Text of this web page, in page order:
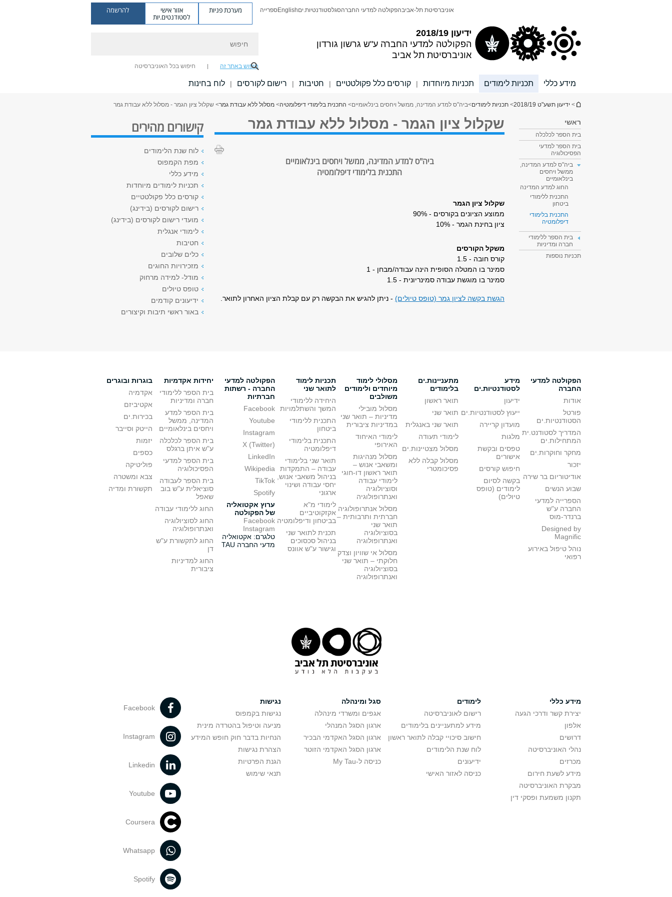
ידיעון 2018/19
הפקולטה למדעי החברה ע"ש גרשון גורדון
אוניברסיטת תל אביב
אוניברסיטת תל-אביבהפקולטה למדעי החברהסגלסטודנטיות.יםEnglishספרייה מערכת פניות אזור אישי
לסטודנטים.יות
להרשמה
חיפוש באתר זה חיפוש בכל האוניברסיטה
מידע כללי תכניות לימודים תכניות מיוחדות | קורסים כלל פקולטטיים | חטיבות | רישום לקורסים | לוח בחינות
הינך נמצא כאן
> ידיעון תשע"ט 2018/19 > תכניות לימודים>ביה"ס למדע המדינה, ממשל ויחסים בינלאומיים> התכנית בלימודי דיפלומטיה> מסלול ללא עבודת גמר> שקלול ציון הגמר - מסלול ללא עבודת גמר
ראשי
בית הספר לכלכלה
בית הספר למדעי
הפסיכולוגיה
ביה"ס למדע המדינה,
ממשל ויחסים
בינלאומיים
החוג למדע המדינה
התכנית ללימודי
ביטחון
התכנית בלימודי
דיפלומטיה
בית הספר ללימודי
חברה ומדיניות
תכניות נוספות
שקלול ציון הגמר - מסלול ללא עבודת גמר
ביה"ס למדע המדינה, ממשל ויחסים בינלאומיים
התכנית בלימודי דיפלומטיה
שקלול ציון הגמר
ממוצע הציונים בקורסים - 90%
ציון בחינת הגמר - 10%
משקל הקורסים
קורס חובה - 1.5
סמינר בו המטלה הסופית הינה עבודה/מבחן - 1
סמינר בו מוגשת עבודה סמינריונית - 1.5
הגשת בקשה לציון גמר (טופס טיולים) - ניתן להגיש את הבקשה רק עם קבלת הציון האחרון לתואר.
קישורים מהירים
לוח שנת הלימודים
מפת הקמפוס
מידע כללי
תכניות לימודים מיוחדות
קורסים כלל פקולטטיים
רישום לקורסים (בידינג)
מועדי רישום לקורסים (בידינג)
לימודי אנגלית
חטיבות
כלים שלובים
מזכירויות החוגים
מודל- למידה מרחוק
טופס טיולים
ידיעונים קודמים
באור ראשי תיבות וקיצורים
הפקולטה למדעי
החברה
אודות
פורטל
הסטודנטיות.ים
המדריך לסטודנט.ית
המתחילות.ים
מחקר וחוקרות.ים
יזכור
אודיטוריום בר שירה
שבוע הנשים
הספרייה למדעי
החברה ע"ש
ברנדר-מוס
Designed by
Magnific
נוהל טיפול באירוע
רפואי
מידע
לסטודנטיות.ים
ידיעון
ייעוץ לסטודנטיות.ים
מועדון קריירה
מלגות
טפסים ובקשת
אישורים
חיפוש קורסים
בקשה לסיום
לימודים (טופס
טיולים)
מתעניינות.ים
בלימודים
תואר ראשון
תואר שני
תואר שני באנגלית
לימודי תעודה
מסלול מצטיינות.ים
מסלול קבלה ללא
פסיכומטרי
מסלולי לימוד
מיוחדים ולימודים
משולבים
מסלול מובילי
מדיניות – תואר שני
במדיניות ציבורית
לימודי האיחוד
האירופי
מסלול מנהיגות
ומשאבי אנוש –
תואר ראשון דו-חוגי
לימודי עבודה
וסוציולוגיה
ואנתרופולוגיה
מסלול אנתרופולוגיה
חברתית ותרבותית –
תואר שני
בסוציולוגיה
ואנתרופולוגיה
מסלול אי שוויון וצדק
חלוקתי – תואר שני
בסוציולוגיה
ואנתרופולוגיה
תכניות לימוד
לתואר שני
היחידה ללימודי
המשך והשתלמויות
התכנית ללימודי
ביטחון
התכנית בלימודי
דיפלומטיה
תואר שני בלימודי
עבודה – התמקדות
בניהול משאבי אנוש,
יחסי עבודה ושינוי
ארגוני
לימודי מ"א
אקזקוטיביים
בביטחון ודיפלומטיה
תכנית לתואר שני
בניהול סכסוכים
וגישור ע"ש אוונס
הפקולטה למדעי
החברה - רשתות
חברתיות
Facebook
Youtube
Instagram
X (Twitter)
LinkedIn
Wikipedia
TikTok
Spotify
ערוץ אקטואליה
של הפקולטה
Facebook
Instagram
טלגרם: אקטואליה
מדעי החברה TAU
יחידות אקדמיות
בית הספר ללימודי
חברה ומדיניות
בית הספר למדע
המדינה, ממשל
ויחסים בינלאומיים
בית הספר לכלכלה
ע"ש איתן ברגלס
בית הספר למדעי
הפסיכולוגיה
בית הספר לעבודה
סוציאלית ע"ש בוב
שאפל
החוג ללימודי עבודה
החוג לסוציולוגיה
ואנתרופולוגיה
החוג לתקשורת ע"ש
דן
החוג למדיניות
ציבורית
בוגרות ובוגרים
אקדמיה
אקטיביזם
בכירות.ים
הייטק וסייבר
יזמות
כספים
פוליטיקה
צבא ומשטרה
תקשורת ומדיה
מידע כללי
יצירת קשר ודרכי הגעה
אלפון
דרושים
נהלי האוניברסיטה
מכרזים
מידע לשעת חירום
מבקרת האוניברסיטה
תקנון משמעת ופסקי דין
לימודים
רישום לאוניברסיטה
מידע למתעניינים בלימודים
חישוב סיכויי קבלה לתואר ראשון
לוח שנת הלימודים
ידיעונים
כניסה לאזור האישי
סגל ומינהלה
אגפים ומשרדי מינהלה
ארגון הסגל המנהלי
ארגון הסגל האקדמי הבכיר
ארגון הסגל האקדמי הזוטר
כניסה ל-My Tau
נגישות
נגישות בקמפוס
מניעה וטיפול בהטרדה מינית
הנחיות בדבר חוק חופש המידע
הצהרת נגישות
הגנת הפרטיות
תנאי שימוש
Facebook
Instagram
Linkedin
Youtube
Coursera
Whatsapp
Spotify